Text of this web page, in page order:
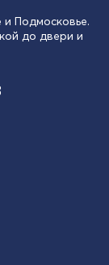
Подмосковье.
до двери и